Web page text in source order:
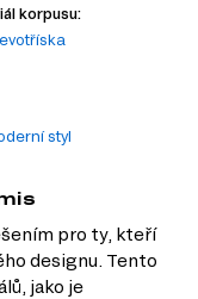
korpusu:
styl
pro ty, kteří
designu. Tento
jako je